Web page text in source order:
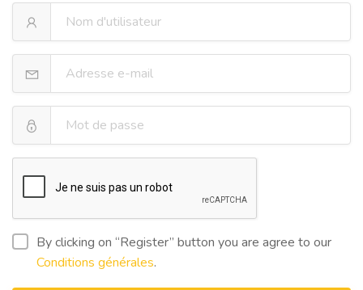
By clicking on “Register” button you are agree to our
Conditions générales.